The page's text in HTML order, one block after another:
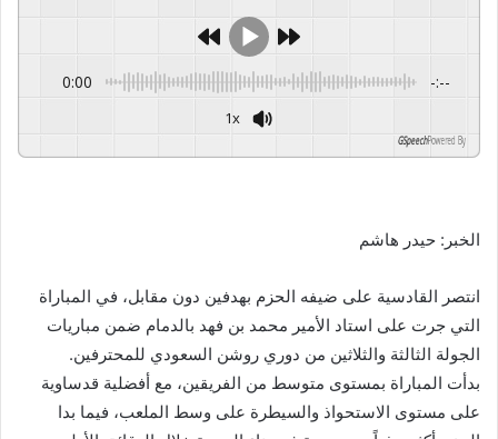
0:00 -:--
1x
Powered By
GSpeech
الخبر: حيدر هاشم
انتصر القادسية على ضيفه الحزم بهدفين دون مقابل، في المباراة
التي جرت على استاد الأمير محمد بن فهد بالدمام ضمن مباريات
الجولة الثالثة والثلاثين من دوري روشن السعودي للمحترفين.
بدأت المباراة بمستوى متوسط من الفريقين، مع أفضلية قدساوية
على مستوى الاستحواذ والسيطرة على وسط الملعب، فيما بدا